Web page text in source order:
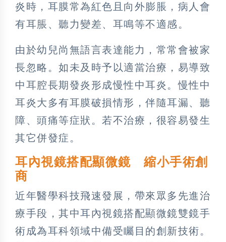
炎時，耳膜常為紅色且向外膨脹，病人會
有耳脹、聽力變差、耳鳴等不適感。
由於幼兒尚無語言表達能力，常常會被家
長忽略。如未及時予以適當治療，易導致
中耳腔長期發炎形成慢性中耳炎。慢性中
耳炎大多有耳膜破損情形，伴隨耳漏、聽
障、頭痛等症狀。若不治療，很容易發生
其它併發症。
耳內視鏡搭配顯微鏡 縮小手術創
商
近年醫學科技飛速發展，帶來眾多先進治
療手段，其中耳內視鏡搭配顯微鏡雙鏡手
術成為耳科領域中備受矚目的創新技術。